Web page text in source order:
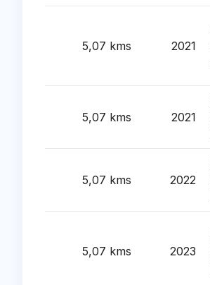
5,07 kms 2021
5,07 kms 2021
5,07 kms 2022
5,07 kms 2023